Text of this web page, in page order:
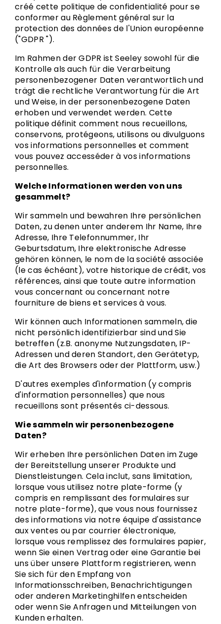
créé cette politique de confidentialité pour se
conformer au Règlement général sur la
protection des données de l'Union européenne
("GDPR ").
Im Rahmen der GDPR ist Seeley sowohl für die
Kontrolle als auch für die Verarbeitung
personenbezogener Daten verantwortlich und
trägt die rechtliche Verantwortung für die Art
und Weise, in der personenbezogene Daten
erhoben und verwendet werden. Cette
politique définit comment nous recueillons,
conservons, protégeons, utilisons ou divulguons
vos informations personnelles et comment
vous pouvez accesséder à vos informations
personnelles.
Welche Informationen werden von uns
gesammelt?
Wir sammeln und bewahren Ihre persönlichen
Daten, zu denen unter anderem Ihr Name, Ihre
Adresse, Ihre Telefonnummer, Ihr
Geburtsdatum, Ihre elektronische Adresse
gehören können, le nom de la société associée
(le cas échéant), votre historique de crédit, vos
références, ainsi que toute autre information
vous concernant ou concernant notre
fourniture de biens et services à vous.
Wir können auch Informationen sammeln, die
nicht persönlich identifizierbar sind und Sie
betreffen (z.B. anonyme Nutzungsdaten, IP-
Adressen und deren Standort, den Gerätetyp,
die Art des Browsers oder der Plattform, usw.)
D'autres exemples d'information (y compris
d'information personnelles) que nous
recueillons sont présentés ci-dessous.
Wie sammeln wir personenbezogene
Daten?
Wir erheben Ihre persönlichen Daten im Zuge
der Bereitstellung unserer Produkte und
Dienstleistungen. Cela inclut, sans limitation,
lorsque vous utilisez notre plate-forme (y
compris en remplissant des formulaires sur
notre plate-forme), que vous nous fournissez
des informations via notre équipe d'assistance
aux ventes ou par courrier électronique,
lorsque vous remplissez des formulaires papier,
wenn Sie einen Vertrag oder eine Garantie bei
uns über unsere Plattform registrieren, wenn
Sie sich für den Empfang von
Informationsschreiben, Benachrichtigungen
oder anderen Marketinghilfen entscheiden
oder wenn Sie Anfragen und Mitteilungen von
Kunden erhalten.